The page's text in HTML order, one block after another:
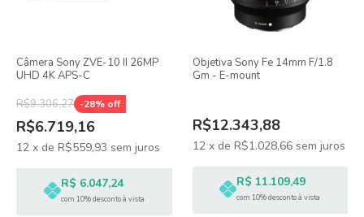
Câmera Sony ZVE-10 II 26MP
UHD 4K APS-C
R$9.306,27 -28% off
R$6.719,16
12 x de R$559,93 sem juros
R$ 6.047,24
com 10% desconto à vista
Objetiva Sony Fe 14mm F/1.8
Gm - E-mount
R$12.343,88
12 x de R$1.028,66 sem juros
R$ 11.109,49
com 10% desconto à vista